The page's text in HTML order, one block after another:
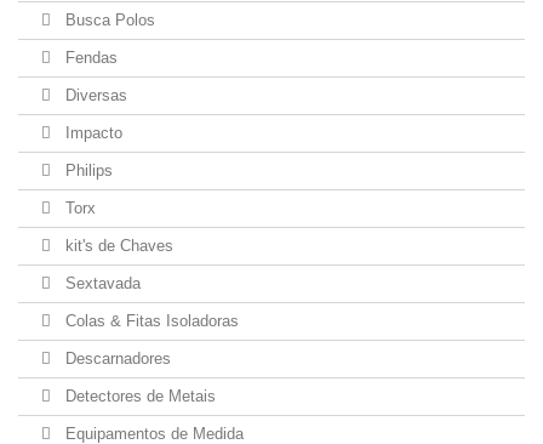
Busca Polos
Fendas
Diversas
Impacto
Philips
Torx
kit's de Chaves
Sextavada
Colas & Fitas Isoladoras
Descarnadores
Detectores de Metais
Equipamentos de Medida